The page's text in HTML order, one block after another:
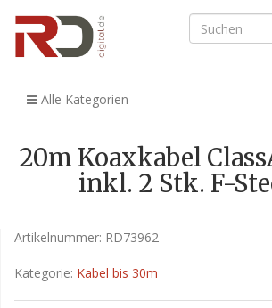
Alle Kategorien
20m Koaxkabel
inkl. 2 Stk. F-
Artikelnummer: RD73962
Kategorie: Kabel bis 30m